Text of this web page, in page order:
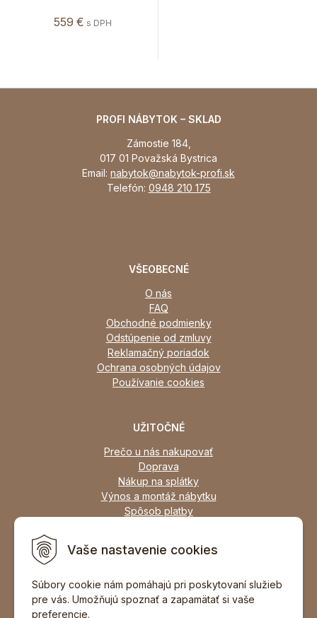
Vaše nastavenie cookies
Súbory cookie nám pomáhajú pri poskytovaní služieb
pre vás. Umožňujú spoznať a zapamätať si vaše
preferencie.
559 € s DPH
PROFI NÁBYTOK – SKLAD
Zámostie 184,
017 01 Považská Bystrica
Email: nabytok@nabytok-profi.sk
Telefón: 0948 210 175
VŠEOBECNÉ
O nás
FAQ
Obchodné podmienky
Odstúpenie od zmluvy
Reklamačný poriadok
Ochrana osobných údajov
Používanie cookies
UŽITOČNÉ
Prečo u nás nakupovať
Doprava
Nákup na splátky
Výnos a montáž nábytku
Spôsob platby
Zariadime všetky typy interiérov
DOPORUČIŤ ZNÁMEMU